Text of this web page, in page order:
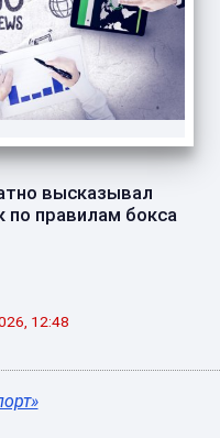
высказывал
по правилам бокса
12:48